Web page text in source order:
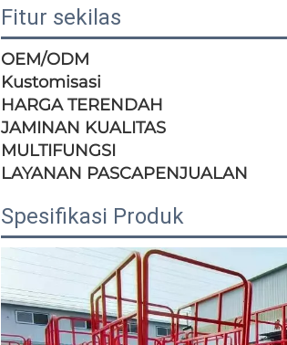
Fitur sekilas
OEM/ODM
Kustomisasi
HARGA TERENDAH
JAMINAN KUALITAS
MULTIFUNGSI
LAYANAN PASCAPENJUALAN
Spesifikasi Produk